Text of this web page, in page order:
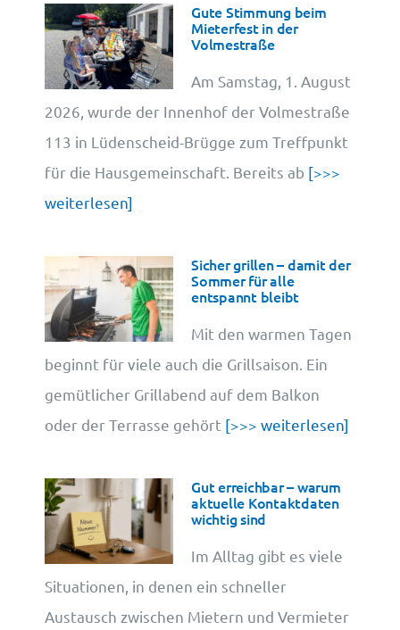
Cookie-Information
Gute Stimmung beim
Mieterfest in der
Volmestraße
Am Samstag, 1. August
2026, wurde der Innenhof der Volmestraße
113 in Lüdenscheid-Brügge zum Treffpunkt
für die Hausgemeinschaft. Bereits ab [>>>
weiterlesen]
Sicher grillen – damit der
Sommer für alle
entspannt bleibt
Mit den warmen Tagen
beginnt für viele auch die Grillsaison. Ein
gemütlicher Grillabend auf dem Balkon
oder der Terrasse gehört [>>> weiterlesen]
Gut erreichbar – warum
aktuelle Kontaktdaten
wichtig sind
Im Alltag gibt es viele
Situationen, in denen ein schneller
Austausch zwischen Mietern und Vermieter